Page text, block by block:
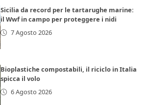
Sicilia da record per le tartarughe marine:
il Wwf in campo per proteggere i nidi
7 Agosto 2026
Bioplastiche compostabili, il riciclo in Italia
spicca il volo
6 Agosto 2026